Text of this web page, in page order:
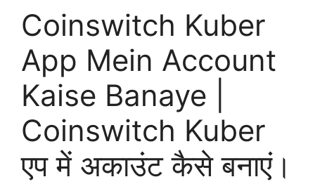
Coinswitch Kuber
App Mein Account
Kaise Banaye |
Coinswitch Kuber
एप में अकाउंट कैसे बनाएं।